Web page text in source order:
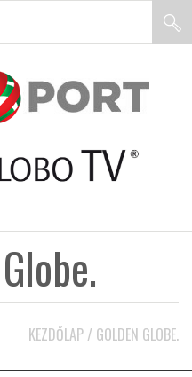
KEZDŐLAP / GOLDEN GLOBE.